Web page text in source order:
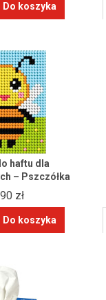
haftu dla
– Pszczółka
zł